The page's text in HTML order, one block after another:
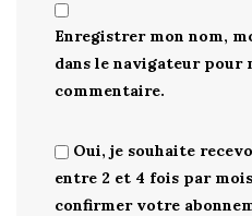
Enregistrer mon nom,
dans le navigateur pour
commentaire.
Oui, je souhaite
entre 2 et 4 fois par
confirmer votre